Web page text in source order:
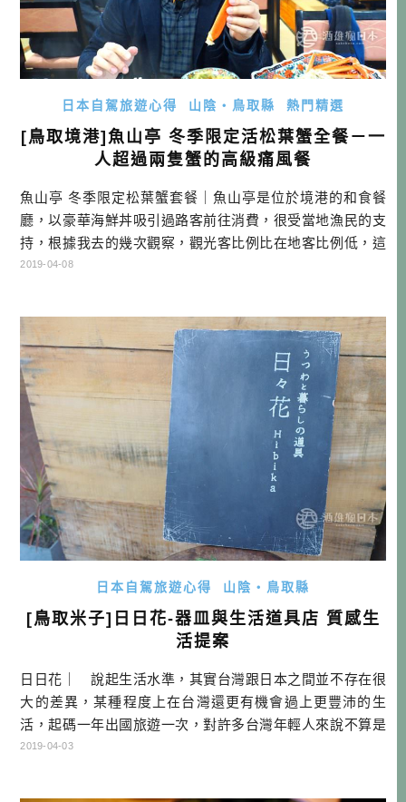
日本自駕旅遊心得 山陰・鳥取縣 熱門精選
[鳥取境港]魚山亭 冬季限定活松葉蟹全餐－一
人超過兩隻蟹的高級痛風餐
魚山亭 冬季限定松葉蟹套餐｜魚山亭是位於境港的和食餐
廳，以豪華海鮮丼吸引過路客前往消費，很受當地漁民的支
持，根據我去的幾次觀察，觀光客比例比在地客比例低，這
當然跟他交通較為不便，只有開車可以抵達有點關係。 魚山
後，他們會問的很細，包含你住的飯店在哪邊，當天是從哪
邊過來，因為冬季如果降雪，就有可能 […]…
2019-04-08
日本自駕旅遊心得 山陰・鳥取縣
[鳥取米子]日日花-器皿與生活道具店 質感生
活提案
日日花｜ 說起生活水準，其實台灣跟日本之間並不存在很
大的差異，某種程度上在台灣還更有機會過上更豐沛的生
活，起碼一年出國旅遊一次，對許多台灣年輕人來說不算是
非常困難。但如果要說到生活中的美感，那我們要像日本人
2019-04-03